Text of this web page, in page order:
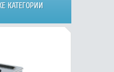
КАТЕГОРИИ